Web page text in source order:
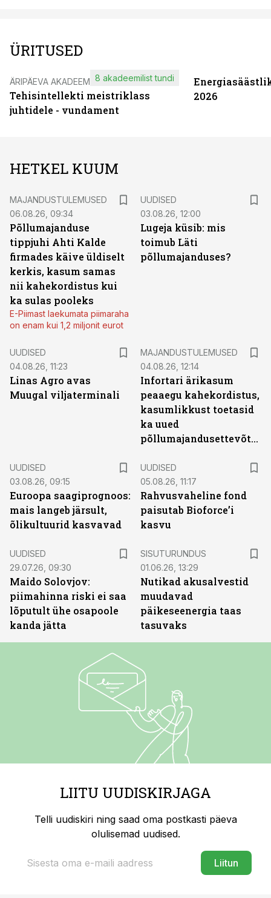
ÜRITUSED
ÄRIPÄEVA AKADEEMIA
Tehisintellekti meistriklass
juhtidele - vundament
8 akadeemilist tundi
2026
HETKEL KUUM
MAJANDUSTULEMUSED
06.08.26, 09:34
Põllumajanduse
tippjuhi Ahti Kalde
firmades käive üldiselt
kerkis, kasum samas
nii kahekordistus kui
ka sulas pooleks
E-Piimast laekumata piimaraha
on enam kui 1,2 miljonit eurot
UUDISED
03.08.26, 12:00
Lugeja küsib: mis
toimub Läti
põllumajanduses?
UUDISED
04.08.26, 11:23
Linas Agro avas
Muugal viljaterminali
MAJANDUSTULEMUSED
04.08.26, 12:14
Infortari ärikasum
peaaegu kahekordistus,
kasumlikkust toetasid
ka uued
põllumajandusettevõtted
UUDISED
03.08.26, 09:15
Euroopa saagiprognoos:
mais langeb järsult,
õlikultuurid kasvavad
UUDISED
05.08.26, 11:17
Rahvusvaheline fond
paisutab Bioforce’i
kasvu
UUDISED
29.07.26, 09:30
Maido Solovjov:
piimahinna riski ei saa
lõputult ühe osapoole
kanda jätta
SISUTURUNDUS
01.06.26, 13:29
Nutikad akusalvestid
muudavad
päikeseenergia taas
tasuvaks
LIITU UUDISKIRJAGA
Telli uudiskiri ning saad oma postkasti päeva
olulisemad uudised.
Liitun